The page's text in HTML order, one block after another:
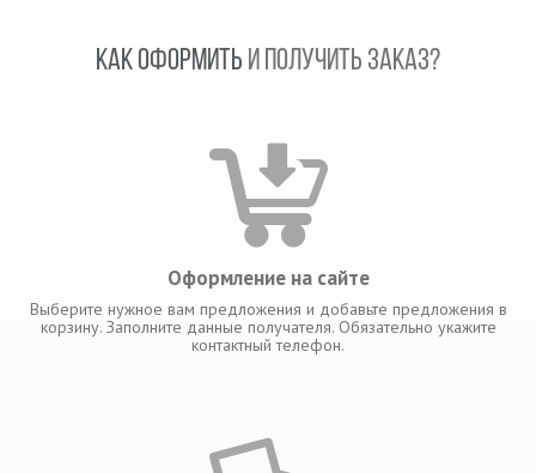
КАК ОФОРМИТЬ И ПОЛУЧИТЬ ЗАКАЗ?
Оформление на сайте
Выберите нужное вам предложения и добавьте предложения в
корзину. Заполните данные получателя. Обязательно укажите
контактный телефон.